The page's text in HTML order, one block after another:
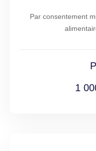
Par consentement
1